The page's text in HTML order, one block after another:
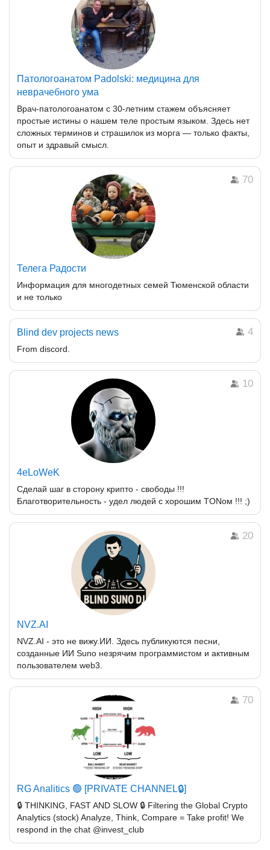
Патологоанатом Padolski: медицина для
неврачебного ума
Врач-патологоанатом с 30-летним стажем объясняет
простые истины о нашем теле простым языком. Здесь нет
сложных терминов и страшилок из морга — только факты,
опыт и здравый смысл.
70
Телега Радости
Информация для многодетных семей Тюменской области
и не только
4
Blind dev projects news
From discord.
10
4eLoWeK
Сделай шаг в сторону крипто - свободы !!!
Благотворительность - удел людей с хорошим TONом !!! ;)
20
NVZ.AI
NVZ.AI - это не вижу.ИИ. Здесь публикуются песни,
созданные ИИ Suno незрячим программистом и активным
пользователем web3.
70
RG Analitics 🟢 [PRIVATE CHANNEL🔒]
🔒 THINKING, FAST AND SLOW 🔒 Filtering the Global Crypto
Analytics (stock) Analyze, Think, Compare = Take profit! We
respond in the chat @invest_club